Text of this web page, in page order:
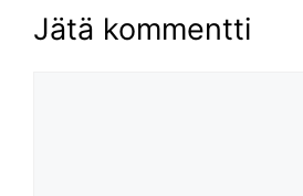
Jätä kommentti